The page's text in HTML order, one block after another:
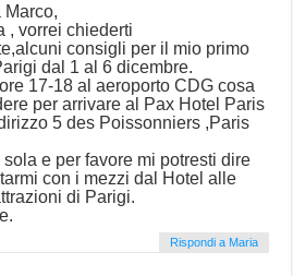
Marco,
, vorrei chiederti
consigli per il mio primo
dal 1 al 6 dicembre.
17-18 al aeroporto CDG cosa
per arrivare al Pax Hotel Paris
5 des Poissonniers ,Paris
e per favore mi potresti dire
con i mezzi dal Hotel alle
di Parigi.
Rispondi a Maria